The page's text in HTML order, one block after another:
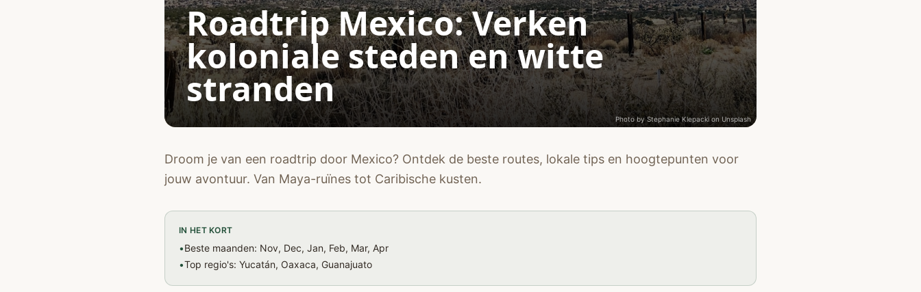
Roadtrip Mexico: Verken
koloniale steden en witte
stranden
Photo byStephanie Klepackion Unsplash
Droom je van een roadtrip door Mexico? Ontdek de beste routes, lokale tips en hoogtepunten voor
jouw avontuur. Van Maya-ruïnes tot Caribische kusten.
IN HET KORT
•Beste maanden: Nov, Dec, Jan, Feb, Mar, Apr
•Top regio's: Yucatán, Oaxaca, Guanajuato